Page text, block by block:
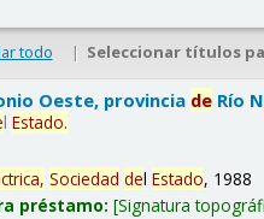
todo | Seleccionar títulos
Oeste, provincia de Río
lEstado.
Sociedad delEstado, 1988
préstamo: Signatura